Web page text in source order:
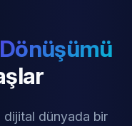
Dönüşümü
dünyada bir